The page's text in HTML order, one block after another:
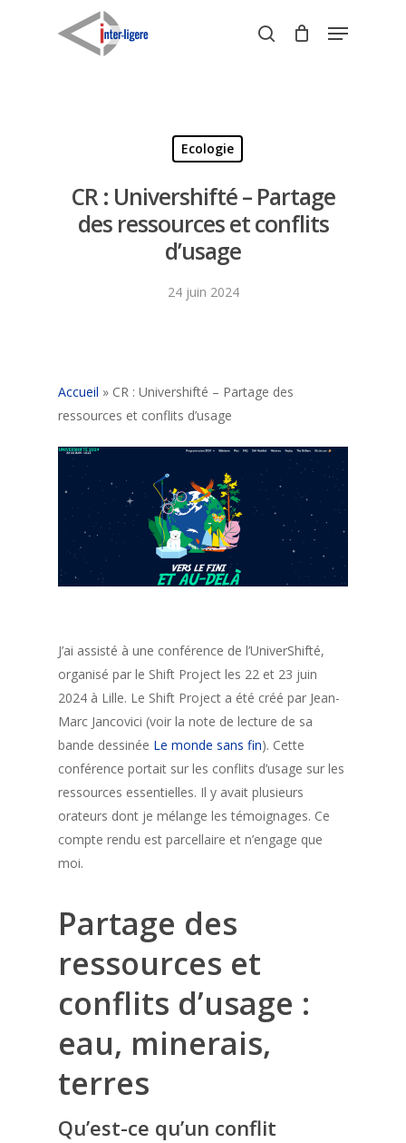
search
Menu
Ecologie
CR : Univershifté – Partage
des ressources et conflits
d’usage
24 juin 2024
Accueil » CR : Univershifté – Partage des
ressources et conflits d’usage
J’ai assisté à une conférence de l’UniverShifté,
organisé par le Shift Project les 22 et 23 juin
2024 à Lille. Le Shift Project a été créé par Jean-
Marc Jancovici (voir la note de lecture de sa
bande dessinée Le monde sans fin). Cette
conférence portait sur les conflits d’usage sur les
ressources essentielles. Il y avait plusieurs
orateurs dont je mélange les témoignages. Ce
compte rendu est parcellaire et n’engage que
moi.
Partage des
ressources et
conflits d’usage :
eau, minerais,
terres
Qu’est-ce qu’un conflit